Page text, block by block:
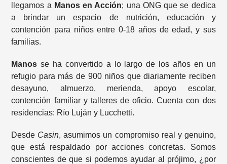
llegamos a Manos en Acción; una ONG que se dedica
a brindar un espacio de nutrición, educación y
contención para niños entre 0-18 años de edad, y sus
familias.
Manos se ha convertido a lo largo de los años en un
refugio para más de 900 niños que diariamente reciben
desayuno, almuerzo, merienda, apoyo escolar,
contención familiar y talleres de oficio. Cuenta con dos
residencias: Río Luján y Lucchetti.
Desde Casin, asumimos un compromiso real y genuino,
que está respaldado por acciones concretas. Somos
conscientes de que si podemos ayudar al prójimo, ¿por